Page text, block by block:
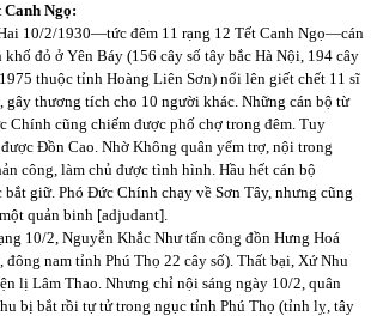
Ngọ:
10/2/1930—tức đêm 11 rạng 12 Tết Canh Ngọ—cán
đỏ ở Yên Báy (156 cây số tây bắc Hà Nội, 194 cây
thuộc tỉnh Hoàng Liên Sơn) nổi lên giết chết 11 sĩ
gây thương tích cho 10 người khác. Những cán bộ từ
Chính cũng chiếm được phố chợ trong đêm. Tuy
Đồn Cao. Nhờ Không quân yểm trợ, nội trong
công, làm chủ được tình hình. Hầu hết cán bộ
giữ. Phó Đức Chính chạy về Sơn Tây, nhưng cũng
quản binh [adjudant].
10/2, Nguyễn Khắc Như tấn công đồn Hưng Hoá
đông nam tỉnh Phú Thọ 22 cây số). Thất bại, Xứ Nhu
lị Lâm Thao. Nhưng chỉ nội sáng ngày 10/2, quân
bị bắt rồi tự tử trong ngục tỉnh Phú Thọ (tỉnh lỵ, tây